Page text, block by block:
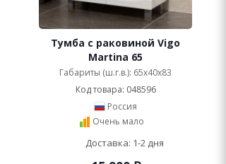
Тумба с раковиной Vigo
Martina 65
Габариты (ш.г.в.): 65x40x83
Код товара: 048596
Россия
Очень мало
Доставка: 1-2 дня